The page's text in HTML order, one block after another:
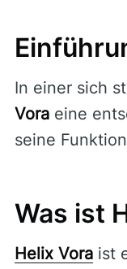
In einer sich
Vora eine
seine
Was ist
Helix Vora ist